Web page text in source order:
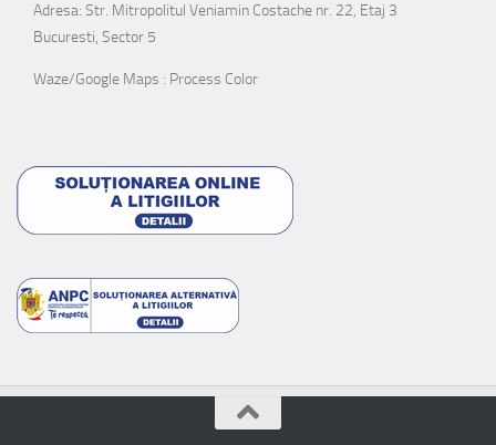
Adresa: Str. Mitropolitul Veniamin Costache nr. 22, Etaj 3
Bucuresti, Sector 5
Waze/Google Maps : Process Color